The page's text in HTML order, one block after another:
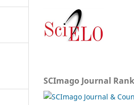
SCImago Journal Rank